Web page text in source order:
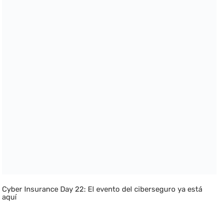
Cyber Insurance Day 22: El evento del ciberseguro ya está
aquí